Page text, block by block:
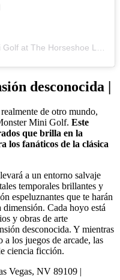
desconocida |
de otro mundo,
Mini Golf. Este
que brilla en la
los fanáticos de la clásica
a un entorno salvaje
temporales brillantes y
espeluznantes que te harán
Cada hoyo está
y obras de arte
desconocida. Y mientras
a los juegos de arcade, las
ciencia ficción.
Vegas, NV 89109 |